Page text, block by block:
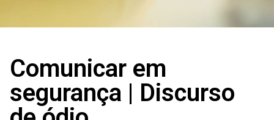
Comunicar em
segurança | Discurso